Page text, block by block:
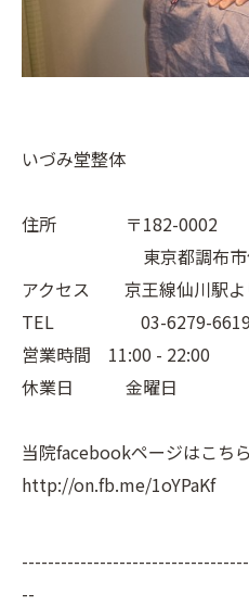
いづみ堂整体
住所 〒182-0002
東京都調布市仙川
アクセス 京王線仙川駅よ
TEL 03-6279-
営業時間 11:00 - 22:00
休業日 金曜日
当院facebookページはこちら
http://on.fb.me/1oYPaKf
--